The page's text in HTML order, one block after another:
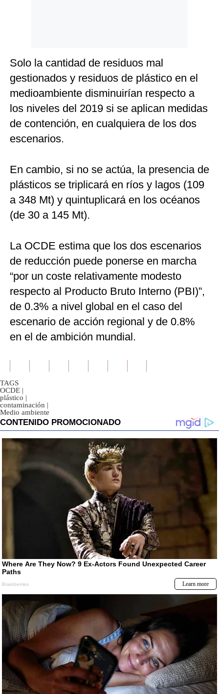
Solo la cantidad de residuos mal
gestionados y residuos de plástico en el
medioambiente disminuirían respecto a
los niveles del 2019 si se aplican medidas
de contención, en cualquiera de los dos
escenarios.
En cambio, si no se actúa, la presencia de
plásticos se triplicará en ríos y lagos (109
a 348 Mt) y quintuplicará en los océanos
(de 30 a 145 Mt).
La OCDE estima que los dos escenarios
de reducción puede ponerse en marcha
“por un coste relativamente modesto
respecto al Producto Bruto Interno (PBI)”,
de 0.3% a nivel global en el caso del
escenario de acción regional y de 0.8%
en el de ambición mundial.
TAGS
OCDE |
plástico |
contaminación |
Medio ambiente